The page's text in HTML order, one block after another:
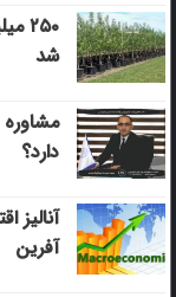
۲۵۰
شد
مشاوره
دارد؟
آنالیز
آفرین